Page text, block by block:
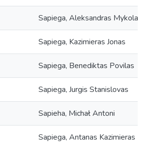
Sapiega, Aleksandras Mykolas
Sapiega, Kazimieras Jonas
Sapiega, Benediktas Povilas
Sapiega, Jurgis Stanislovas
Sapieha, Michał Antoni
Sapiega, Antanas Kazimieras